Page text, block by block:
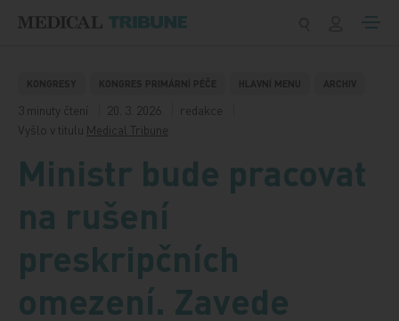
3 minuty čtení 20. 3. 2026
redakce
Vyšlo v titulu Medical Tribune
Ministr bude pracovat
na rušení
preskripčních
omezení. Zavede